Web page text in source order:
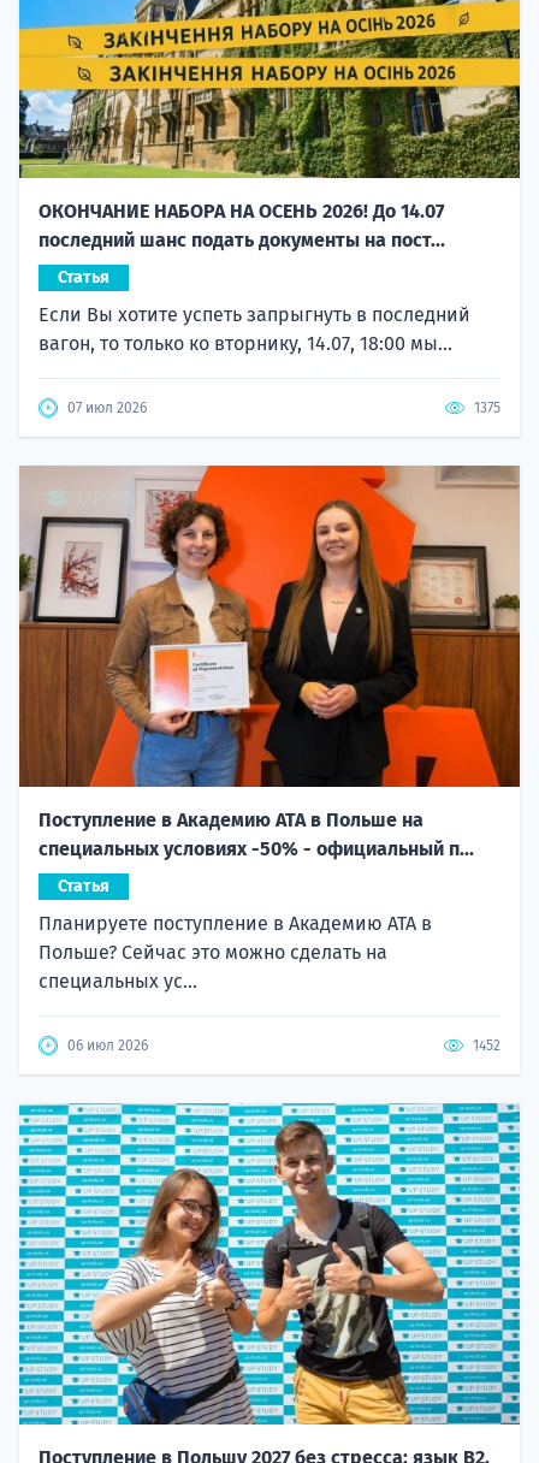
ОКОНЧАНИЕ НАБОРА НА ОСЕНЬ 2026! До 14.07
последний шанс подать документы на пост...
Статья
Если Вы хотите успеть запрыгнуть в последний
вагон, то только ко вторнику, 14.07, 18:00 мы...
07 июл 2026 1375
Поступление в Академию ATA в Польше на
специальных условиях -50% - официальный п...
Статья
Планируете поступление в Академию ATA в
Польше? Сейчас это можно сделать на
специальных ус...
06 июл 2026 1452
Поступление в Польшу 2027 без стресса: язык B2,